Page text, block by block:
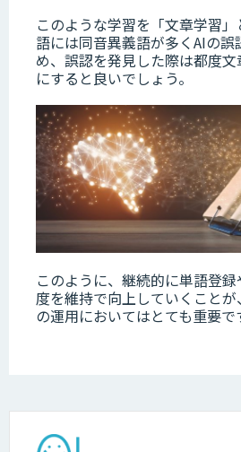
このような学習を「文章学習
語には同音異義語が多くAIの
め、誤認を発見した際は都度
にすると良いでしょう。
このように、継続的に単語登
度を維持で向上していくこと
の運用においてはとても重要で